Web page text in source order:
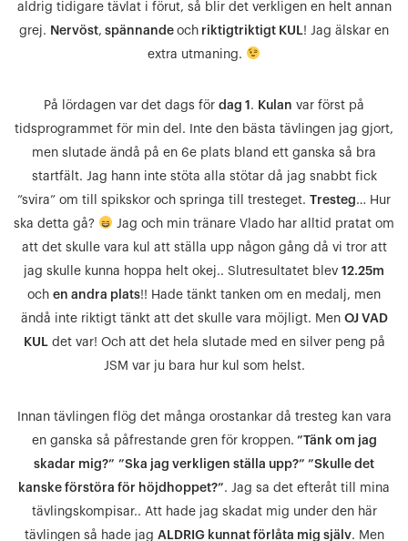
aldrig tidigare tävlat i förut, så blir det verkligen en helt annan
grej. Nervöst, spännande och riktigtriktigt KUL! Jag älskar en
extra utmaning.
På lördagen var det dags för dag 1 . Kulan var först på
tidsprogrammet för min del. Inte den bästa tävlingen jag gjort,
men slutade ändå på en 6e plats bland ett ganska så bra
startfält. Jag hann inte stöta alla stötar då jag snabbt fick
”svira” om till spikskor och springa till tresteget. Tresteg… Hur
ska detta gå?
Jag och min tränare Vlado har alltid pratat om
att det skulle vara kul att ställa upp någon gång då vi tror att
jag skulle kunna hoppa helt okej.. Slutresultatet blev 12.25m
och en andra plats!! Hade tänkt tanken om en medalj, men
ändå inte riktigt tänkt att det skulle vara möjligt. Men OJ VAD
KULdet var! Och att det hela slutade med en silver peng på
JSM var ju bara hur kul som helst.
Innan tävlingen flög det många orostankar då tresteg kan vara
en ganska så påfrestande gren för kroppen. ”Tänk om jag
skadar mig?” ”Ska jag verkligen ställa upp?” ”Skulle det
kanske förstöra för höjdhoppet?”. Jag sa det efteråt till mina
tävlingskompisar.. Att hade jag skadat mig under den här
tävlingen så hade jag ALDRIG kunnat förlåta mig själv. Men